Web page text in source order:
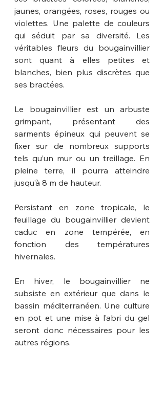
jaunes, orangées, roses, rouges ou
violettes. Une palette de couleurs
qui séduit par sa diversité. Les
véritables fleurs du bougainvillier
sont quant à elles petites et
blanches, bien plus discrètes que
ses bractées.
Le bougainvillier est un arbuste
grimpant, présentant des
sarments épineux qui peuvent se
fixer sur de nombreux supports
tels qu’un mur ou un treillage. En
pleine terre, il pourra atteindre
jusqu’à 8 m de hauteur.
Persistant en zone tropicale, le
feuillage du bougainvillier devient
caduc en zone tempérée, en
fonction des températures
hivernales.
En hiver, le bougainvillier ne
subsiste en extérieur que dans le
bassin méditerranéen. Une culture
en pot et une mise à l’abri du gel
seront donc nécessaires pour les
autres régions.